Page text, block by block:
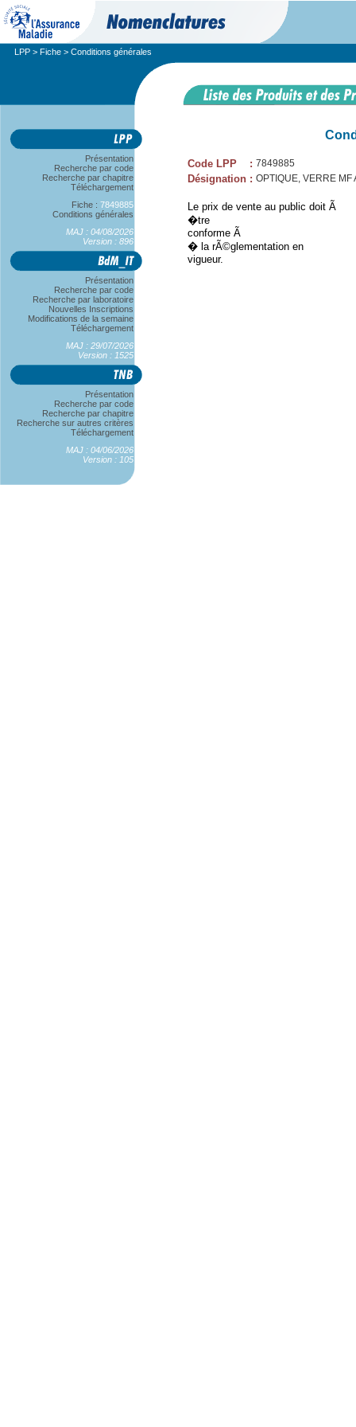
LPP > Fiche > Conditions générales
Présentation
Recherche par code
Recherche par chapitre
Téléchargement
Fiche : 7849885
Conditions générales
MAJ : 04/08/2026
Version : 896
Présentation
Recherche par code
Recherche par laboratoire
Nouvelles Inscriptions
Modifications de la semaine
Téléchargement
MAJ : 29/07/2026
Version : 1525
Présentation
Recherche par code
Recherche par chapitre
Recherche sur autres critères
Téléchargement
MAJ : 04/06/2026
Version : 105
Code LPP : 7849885
Désignation : OPTIQUE, VERRE MF
Le prix de vente au public doit Ã
�tre
conforme Ã
� la rÃ©glementation en
vigueur.